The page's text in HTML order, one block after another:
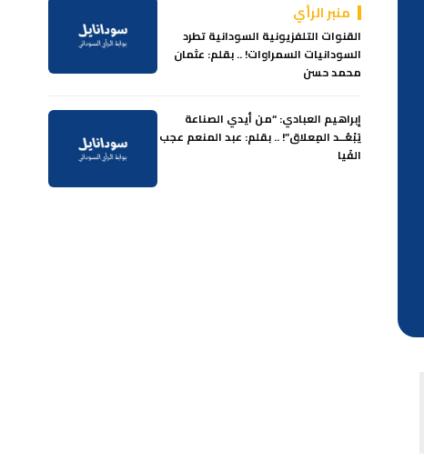
منبر الرأي
القنوات التلفزيونية السودانية تطرد
السودانيات السمراوات! .. بقلم: عثمان
محمد حسن
إبراهيم العبادي: “من أيدي الصناعة
يَبْعُــد المِعلاق”! .. بقلم: عبد المنعم عجب
الفَيا